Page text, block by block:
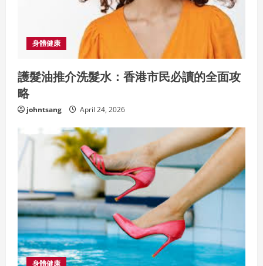
g
身體健康
護髮油推介洗髮水：香港市民必讀的全面攻
略
johntsang April 24, 2026
身體健康